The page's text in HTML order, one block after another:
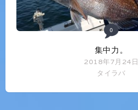
0
集中力。
2018年7月24日
タイラバ